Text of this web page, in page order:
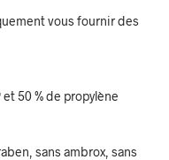
vous fournir des
50 % de propylène
sans ambrox, sans